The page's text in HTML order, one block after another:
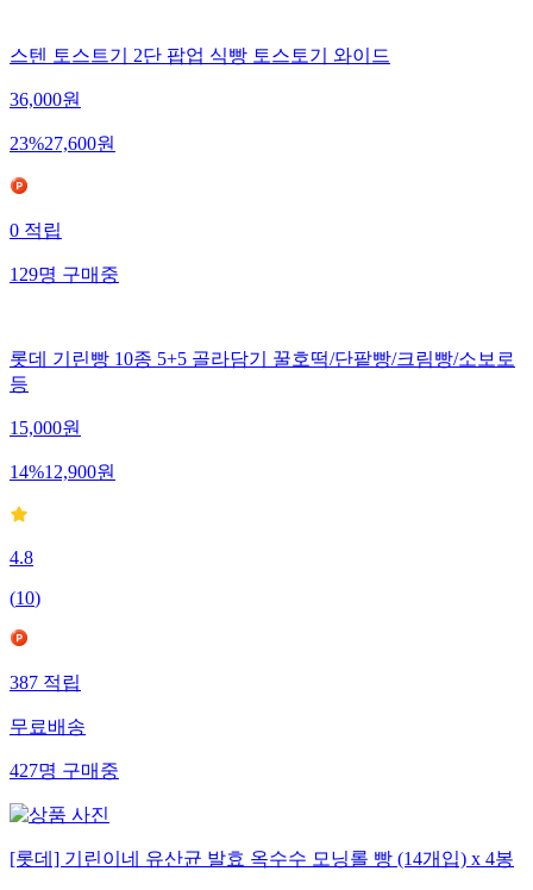
스텐 토스트기 2단 팝업 식빵 토스토기 와이드
36,000원
23%27,600원
0적립
129명구매중
롯데 기린빵 10종 5+5 골라담기 꿀호떡/단팥빵/크림빵/소보로
등
15,000원
14%12,900원
4.8
(10)
387적립
무료배송
427명구매중
[롯데] 기린이네 유산균 발효 옥수수 모닝롤 빵 (14개입) x 4봉